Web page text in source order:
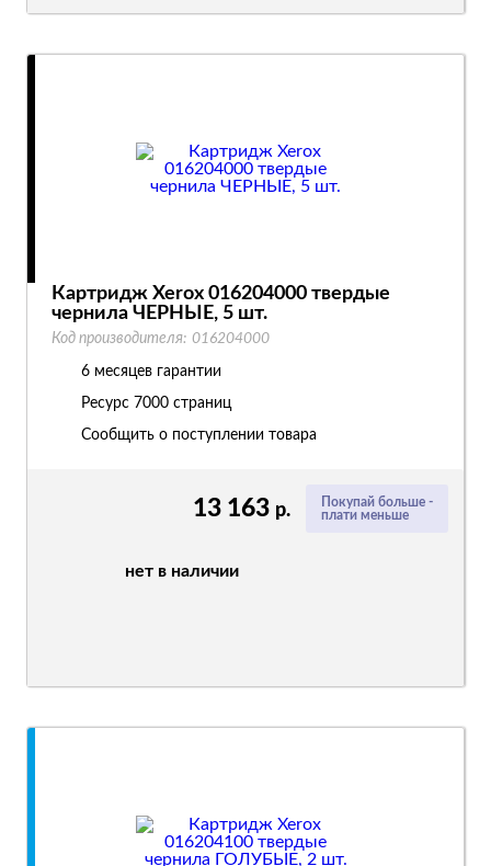
Покупай больше -
плати меньше
13 163 р.
нет в наличии
Картридж Xerox 016204000 твердые
чернила ЧЕРНЫЕ, 5 шт.
Код производителя: 016204000
6 месяцев гарантии
Ресурс 7000 страниц
Сообщить о поступлении товара